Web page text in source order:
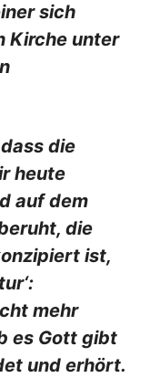
sich
Kirche unter
die
heute
auf dem
die
ist,
mehr
es Gott gibt
und erhört.